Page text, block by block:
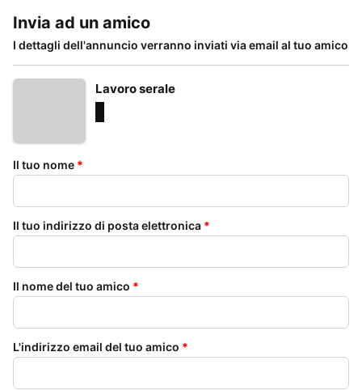
Invia ad un amico
I dettagli dell'annuncio verranno inviati via email al tuo amico
Lavoro serale
Il tuo nome *
Il tuo indirizzo di posta elettronica *
Il nome del tuo amico *
L'indirizzo email del tuo amico *